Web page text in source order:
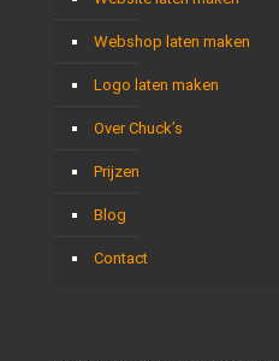
Webshop laten maken
Logo laten maken
Over Chuck’s
Prijzen
Blog
Contact